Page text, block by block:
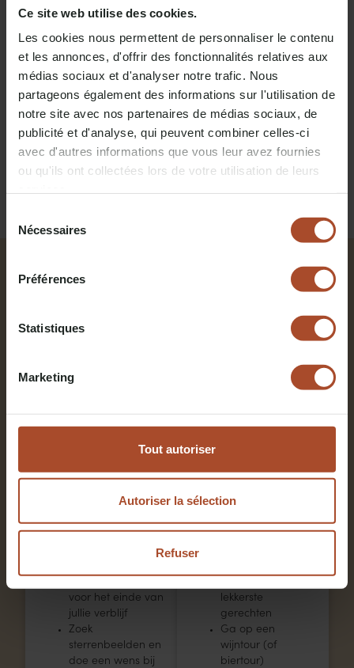
Ce site web utilise des cookies.
Les cookies nous permettent de personnaliser le contenu
et les annonces, d'offrir des fonctionnalités relatives aux
médias sociaux et d'analyser notre trafic. Nous
partageons également des informations sur l'utilisation de
notre site avec nos partenaires de médias sociaux, de
publicité et d'analyse, qui peuvent combiner celles-ci
avec d'autres informations que vous leur avez fournies
ou qu'ils ont collectées lors de votre utilisation de leurs
Nécessaires
Préférences
Statistiques
Marketing
Tout autoriser
Autoriser la sélection
Refuser
mei 2026
We waren vooral erg te spreken
over het milieuvriendelijke
concept, het comfortabele
beddengoed en de hot tub. Het
gevoel even helemaal los te
komen van het dagelijkse leven
was precies wat we zochten.
Magda
Haal het beste uit jullie
chillen
Kom tot rust in de
het terras van jullie
voor het einde van
jullie verblijf
Zoek
sterrenbeelden en
doe een wens bij
Genot
zoeken
Hef het glas op
jullie mijlpalen in
lekkerste
gerechten
Ga op een
wijntour (of
biertour)